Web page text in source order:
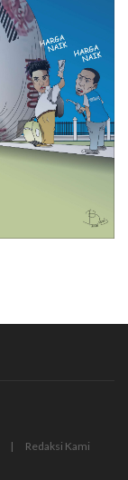
Redaksi Kami